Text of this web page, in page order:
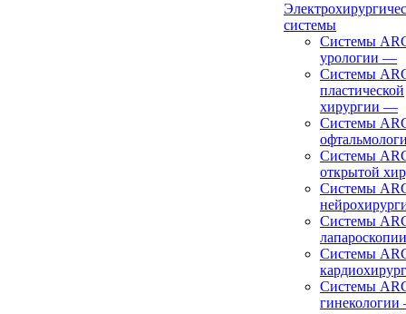
системы
Системы
урологии —
Системы
пластической
хирургии —
Системы
Системы
открытой
Системы
Системы
лапароскопии
Системы
Системы
гинекологии